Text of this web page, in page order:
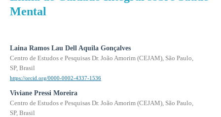
Mental
Laina Ramos Lau Dell Aquila Gonçalves
Centro de Estudos e Pesquisas Dr. João Amorim (CEJAM), São Paulo,
SP, Brasil
https://orcid.org/0000-0002-4337-1536
Viviane Pressi Moreira
Centro de Estudos e Pesquisas Dr. João Amorim (CEJAM), São Paulo,
SP, Brasil